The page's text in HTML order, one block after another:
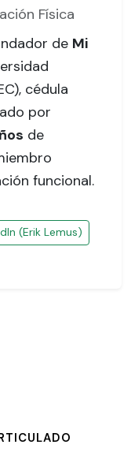
Física
de Mi
cédula
por
de
funcional.
(Erik Lemus)